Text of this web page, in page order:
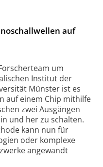
auf
um
Institut der
Münster ist es
auf einem Chip mithilfe
zwei Ausgängen
und her zu schalten.
kann nun für
oder komplexe
angewandt